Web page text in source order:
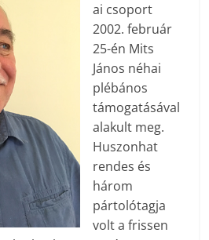
ai csoport
2002. február
25-én Mits
János néhai
plébános
támogatásával
alakult meg.
Huszonhat
rendes és
három
pártolótagja
volt a frissen